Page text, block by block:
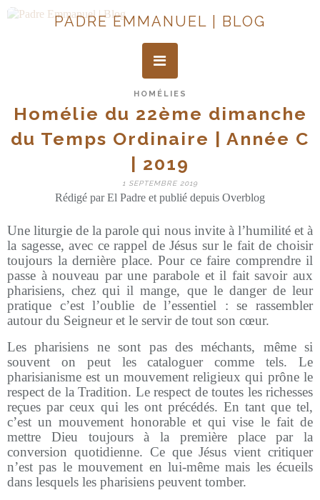
PADRE EMMANUEL | BLOG
HOMÉLIES
Homélie du 22ème dimanche
du Temps Ordinaire | Année C
| 2019
1 SEPTEMBRE 2019
Rédigé par El Padre et publié depuis Overblog
Une liturgie de la parole qui nous invite à l’humilité et à
la sagesse, avec ce rappel de Jésus sur le fait de choisir
toujours la dernière place. Pour ce faire comprendre il
passe à nouveau par une parabole et il fait savoir aux
pharisiens, chez qui il mange, que le danger de leur
pratique c’est l’oublie de l’essentiel : se rassembler
autour du Seigneur et le servir de tout son cœur.
Les pharisiens ne sont pas des méchants, même si
souvent on peut les cataloguer comme tels. Le
pharisianisme est un mouvement religieux qui prône le
respect de la Tradition. Le respect de toutes les richesses
reçues par ceux qui les ont précédés. En tant que tel,
c’est un mouvement honorable et qui vise le fait de
mettre Dieu toujours à la première place par la
conversion quotidienne. Ce que Jésus vient critiquer
n’est pas le mouvement en lui-même mais les écueils
dans lesquels les pharisiens peuvent tomber.